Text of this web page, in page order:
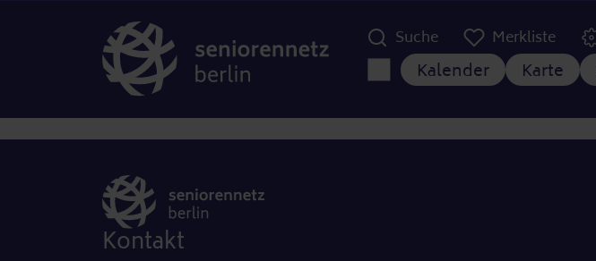
Hauptnavigation
Kalender Karte
Menü der Kopfzeile
Suche Merkliste
Kontakt